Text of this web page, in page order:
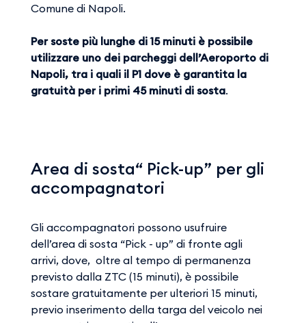
Comune di Napoli.
Per soste più lunghe di 15 minuti è possibile
utilizzare uno dei parcheggi dell’Aeroporto di
Napoli, tra i quali il P1 dove è garantita la
gratuità per i primi 45 minuti di sosta.
Area di sosta“ Pick-up” per gli
accompagnatori
Gli accompagnatori possono usufruire
dell’area di sosta “Pick - up” di fronte agli
arrivi, dove, oltre al tempo di permanenza
previsto dalla ZTC (15 minuti), è possibile
sostare gratuitamente per ulteriori 15 minuti,
previo inserimento della targa del veicolo nei